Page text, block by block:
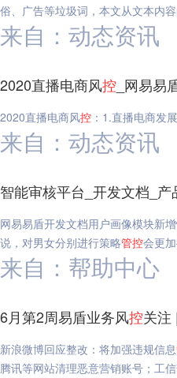
俗、广告等垃圾词，本文从文本内
来自：动态资讯
2020直播电商风控 _网易易
2020直播电商风控 ：1.直播电商发
来自：动态资讯
智能审核平台_开发文档_
网易易盾开发文档用户画像模块新
说，对男女分别进行策略管控会更
来自：帮助中心
6月第2周易盾业务风控关注
新浪微博回应整改：将加强违规信息
腾讯等网站清理恶意营销账号；工